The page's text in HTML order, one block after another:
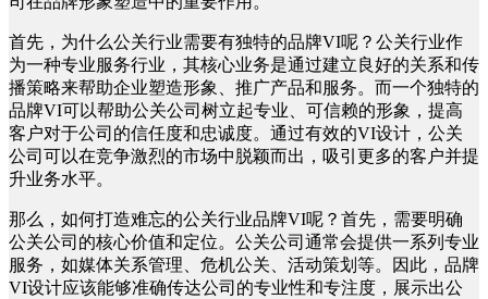
首先，为什么公关行业需要有独特的品牌VI呢？公关行业作
为一种专业服务行业，其核心业务是通过建立良好的关系和传
播策略来帮助企业塑造形象、推广产品和服务。而一个独特的
品牌VI可以帮助公关公司树立起专业、可信赖的形象，提高
客户对于公司的信任度和忠诚度。通过有效的VI设计，公关
公司可以在竞争激烈的市场中脱颖而出，吸引更多的客户并提
升业务水平。
那么，如何打造难忘的公关行业品牌VI呢？首先，需要明确
公关公司的核心价值和定位。公关公司通常会提供一系列专业
服务，如媒体关系管理、危机公关、活动策划等。因此，品牌
VI设计应该能够准确传达公司的专业性和专注度，展示出公